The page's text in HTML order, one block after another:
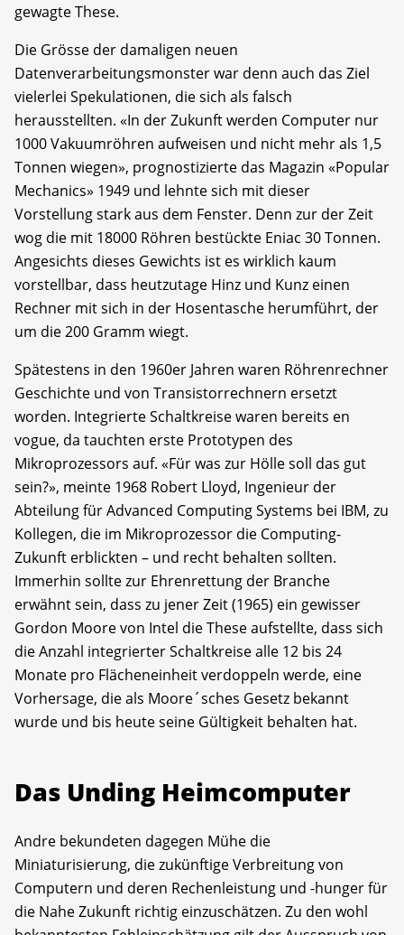
gewagte These.
Die Grösse der damaligen neuen
Datenverarbeitungsmonster war denn auch das Ziel
vielerlei Spekulationen, die sich als falsch
herausstellten. «In der Zukunft werden Computer nur
1000 Vakuumröhren aufweisen und nicht mehr als 1,5
Tonnen wiegen», prognostizierte das Magazin «Popular
Mechanics» 1949 und lehnte sich mit dieser
Vorstellung stark aus dem Fenster. Denn zur der Zeit
wog die mit 18000 Röhren bestückte Eniac 30 Tonnen.
Angesichts dieses Gewichts ist es wirklich kaum
vorstellbar, dass heutzutage Hinz und Kunz einen
Rechner mit sich in der Hosentasche herumführt, der
um die 200 Gramm wiegt.
Spätestens in den 1960er Jahren waren Röhrenrechner
Geschichte und von Transistorrechnern ersetzt
worden. Integrierte Schaltkreise waren bereits en
vogue, da tauchten erste Prototypen des
Mikroprozessors auf. «Für was zur Hölle soll das gut
sein?», meinte 1968 Robert Lloyd, Ingenieur der
Abteilung für Advanced Computing Systems bei IBM, zu
Kollegen, die im Mikroprozessor die Computing-
Zukunft erblickten – und recht behalten sollten.
Immerhin sollte zur Ehrenrettung der Branche
erwähnt sein, dass zu jener Zeit (1965) ein gewisser
Gordon Moore von Intel die These aufstellte, dass sich
die Anzahl integrierter Schaltkreise alle 12 bis 24
Monate pro Flächeneinheit verdoppeln werde, eine
Vorhersage, die als Moore´sches Gesetz bekannt
wurde und bis heute seine Gültigkeit behalten hat.
Das Unding Heimcomputer
Andre bekundeten dagegen Mühe die
Miniaturisierung, die zukünftige Verbreitung von
Computern und deren Rechenleistung und -hunger für
die Nahe Zukunft richtig einzuschätzen. Zu den wohl